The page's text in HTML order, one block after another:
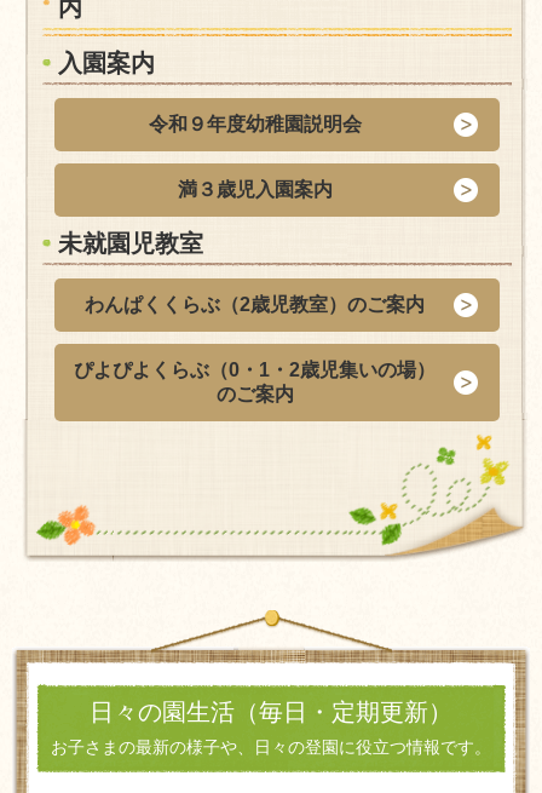
内
入園案内
令和９年度幼稚園説明会
満３歳児入園案内
未就園児教室
わんぱくくらぶ（2歳児教室）のご案内
ぴよぴよくらぶ（0・1・2歳児集いの場）
のご案内
日々の園生活（毎日・定期更新）
お子さまの最新の様子や、日々の登園に役立つ情報です。